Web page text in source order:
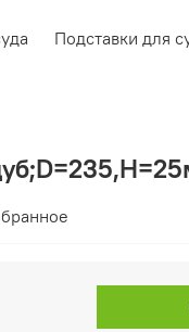
Подставки для